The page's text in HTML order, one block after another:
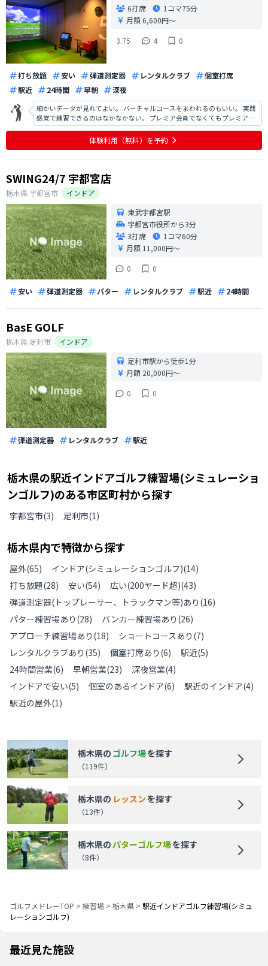
6打席
1コマ75分
月額 6,600円〜
3.75
4 0
打ち放題 安い 弾道測定器 レンタルクラブ
個室打席
駅近
24時間 早朝 深夜
細かいデータが見れてよい。 バーチャルコースをまわれるのもいい。 実践
感覚で練習できるのはなかなかない。 プレミア会員でなくてもプレミアル
ームを使えるシステムが欲しい。 何人かでバーチャルコースをまわりたい
という需要はあると思う。 当然プレミア会員優先でいいが,空いてるときな
んかは別料金で使えるよう
体験利用（無料）を予約
SWING24/7 宇都宮店
栃木県 宇都宮市
インドア
東武宇都宮駅
宇都宮市役所から3分
3打席
1コマ60分
月額 11,000円〜
0
0
安い 弾道測定器 パター レンタルクラブ 駅近 24時間
BasE GOLF
栃木県 足利市
インドア
足利市駅から徒歩1分
月額 20,000円〜
0
0
弾道測定器 レンタルクラブ 駅近
栃木県の駅近インドアゴルフ練習場(シミュレーショ
ンゴルフ)のある市区町村から探す
宇都宮市(3) 足利市(1)
栃木県内で特徴から探す
屋外(65) インドア(シミュレーションゴルフ)(14)
打ち放題(28) 安い(54) 広い(200ヤード超)(43)
弾道測定器(トップレーサー、トラックマン等)あり (16)
パター練習場あり (28) バンカー練習場あり (26)
アプローチ練習場あり (18) ショートコースあり (7)
レンタルクラブあり (35) 個室打席あり (6) 駅近(5)
24時間営業(6) 早朝営業(23) 深夜営業(4)
インドアで安い(5) 個室のあるインドア(6) 駅近のインドア(4)
駅近の屋外(1)
栃木県の ゴルフ場を探す
（119件）
栃木県の レッスンを探す
（13件）
栃木県のパターゴルフ場を探す
（8件）
ゴルフメドレーTOP > 練習場 > 栃木県 > 駅近インドアゴルフ練習場(シミュ
レーションゴルフ)
最近見た施設